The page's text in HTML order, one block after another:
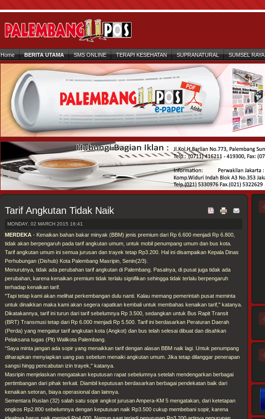
Home BERITA UTAMA SMS ONLINE TERAPI KESEHATAN SUPRANATURAL SUMSEL RAYA
Tarif Angkutan Tidak Naik
MONDAY, 02 MARCH 2015 16:41
MERDEKA - Kenaikan bahan bakar minyak (BBM) jenis premium dari Rp 6.600 menjadi Rp 6.800,
tidak akan berpengaruh pada tarif angkutan umum, untuk mobil penumpang umum dan bus kota.
Tarif angkutan umum ini semua jurusan dan trayek tetap Rp3.200. Hal ini disampaikan Kepala Dinas
Perhubungan (Dishub) Kota Palembang Masripin, Senin(2/3).
Menurutnya, tidak ada perubahan tarif angkutan di Palembang. Pasalnya, di pusat juga tidak ada
perubahan, karena kenaikan premium tidak terlalu signifikan sehingga tidak terlalu berpengaruh
terhadap kenaikan tarif.
"Tapi tetap kami akan melihat perkembangan dulu nanti. Kalau memang pemerintah pusat meminta
untuk dinaikkan maka kami akan segera rapatkan kembali untuk membahas kenaikan tarif," katanya.
Dikatakannya, tarif ini turun dari tarif sebelumnya Rp 3.500, sedangkan untuk Bus Rapit Transit
(BRT) Transmusi tetap dari Rp 6.000 menjadi Rp 5.500. Tarif ini berdasarkan Peraturan Daerah
(Perda) yang mengatur tarif angkutan kota (Angkot) dan bus telah selesai dibuat dan disahkan
Pelaksana tugas (Plt) Walikota Palembang.
“Saya minta jangan ada sopir yang menaikkan tarif dengan alasan BBM naik lagi. Untuk penumpang
diharapkan menyiapkan uang pas sebelum menaiki angkutan umum. Jika tetap dilanggar penerapan
sangsi hingg pencabutan izin trayek," katanya.
Masripin menjelaskan mengatakan keputusan rapat sebelumnya setelah mendengarkan berbagai
pertimbangan dari pihak terkait. Diambil keputusan berdasarkan berbagai pendekatan baik dari
kenaikan setoran, biaya operasional dan lainnya.
Sementara Ruslan (32) salah satu sopir angkot jurusan Ampera-KM 5 mengatakan, dari ketetapan
ongkos Rp2.800 sebelumnya dengan keputusan naik Rp3.500 cukup membebani sopir, karena